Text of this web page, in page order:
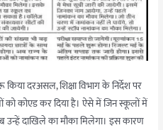
दरअसल, शिक्षा विभाग के निर्देश पर
को कोएड कर दिया है। ऐसे में जिन स्कूलों में
उन्हें दाखिले का मौका मिलेगा। इस कारण